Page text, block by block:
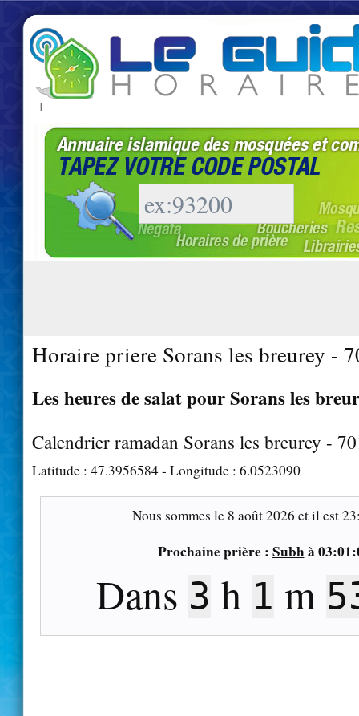
|
Horaire priere Sorans les breurey -
Les heures de salat pour Sorans les
Calendrier ramadan Sorans les breurey -
Latitude : 47.3956584- Longitude : 6.0523090
Nous sommes le 8 août 2026 et il est
Prochaine prière : Subhà
Dans 3 h 1 m